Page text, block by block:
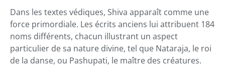
Dans les textes védiques, Shiva apparaît comme une
force primordiale. Les écrits anciens lui attribuent 184
noms différents, chacun illustrant un aspect
particulier de sa nature divine, tel que Nataraja, le roi
de la danse, ou Pashupati, le maître des créatures.